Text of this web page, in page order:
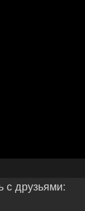
с друзьями: